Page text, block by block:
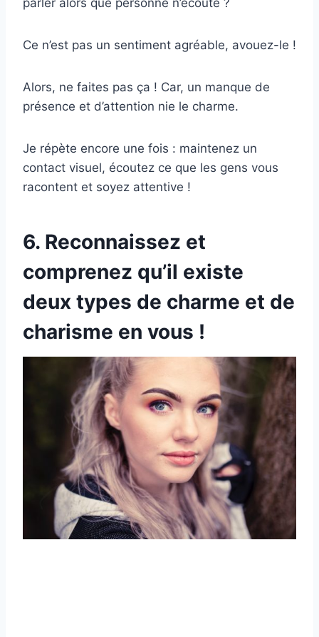
Ce n’est pas un sentiment agréable, avouez-le !
Alors, ne faites pas ça ! Car, un manque de
présence et d’attention nie le charme.
Je répète encore une fois : maintenez un
contact visuel, écoutez ce que les gens vous
racontent et soyez attentive !
6. Reconnaissez et
comprenez qu’il existe
deux types de charme et de
charisme en vous !